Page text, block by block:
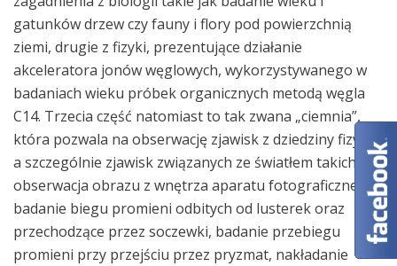
gatunków drzew czy fauny i flory pod powierzchnią
ziemi, drugie z fizyki, prezentujące działanie
akceleratora jonów węglowych, wykorzystywanego w
badaniach wieku próbek organicznych metodą węgla
C14. Trzecia część natomiast to tak zwana „ciemnia”,
która pozwala na obserwację zjawisk z dziedziny fizyki,
a szczególnie zjawisk związanych ze światłem takich jak
obserwacja obrazu z wnętrza aparatu fotograficznego,
badanie biegu promieni odbitych od lusterek oraz
przechodzące przez soczewki, badanie przebiegu
promieni przy przejściu przez pryzmat, nakładanie